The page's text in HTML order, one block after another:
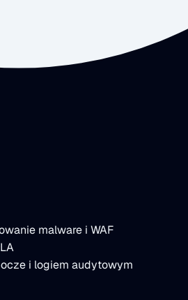
malware i WAF
i logiem audytowym